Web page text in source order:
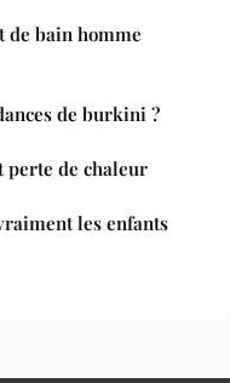
bain homme
de burkini ?
perte de chaleur
les enfants